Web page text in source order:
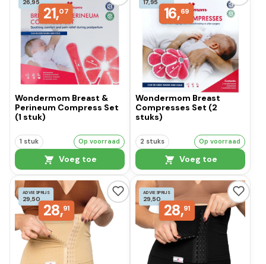
21,07
Wondermom Breast &
Perineum Compress Set
(1 stuk)
1 stuk Op voorraad
Voeg toe
16,69
Wondermom Breast
Compresses Set (2
stuks)
2 stuks Op voorraad
Voeg toe
ADVIESPRIJS
29,50
28,91
ADVIESPRIJS
29,50
28,91